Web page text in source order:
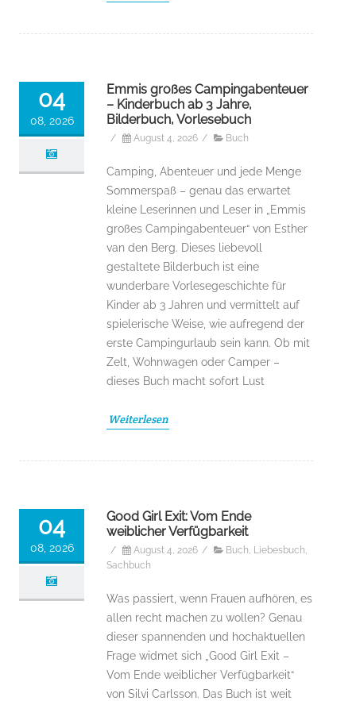
04
08, 2026
Emmis großes Campingabenteuer
– Kinderbuch ab 3 Jahre,
Bilderbuch, Vorlesebuch
/ August 4, 2026 / Buch
Camping, Abenteuer und jede Menge
Sommerspaß – genau das erwartet
kleine Leserinnen und Leser in „Emmis
großes Campingabenteuer“ von Esther
van den Berg. Dieses liebevoll
gestaltete Bilderbuch ist eine
wunderbare Vorlesegeschichte für
Kinder ab 3 Jahren und vermittelt auf
spielerische Weise, wie aufregend der
erste Campingurlaub sein kann. Ob mit
Zelt, Wohnwagen oder Camper –
dieses Buch macht sofort Lust
Weiterlesen
04
08, 2026
Good Girl Exit: Vom Ende
weiblicher Verfügbarkeit
/ August 4, 2026 / Buch, Liebesbuch,
Sachbuch
Was passiert, wenn Frauen aufhören, es
allen recht machen zu wollen? Genau
dieser spannenden und hochaktuellen
Frage widmet sich „Good Girl Exit –
Vom Ende weiblicher Verfügbarkeit“
von Silvi Carlsson. Das Buch ist weit